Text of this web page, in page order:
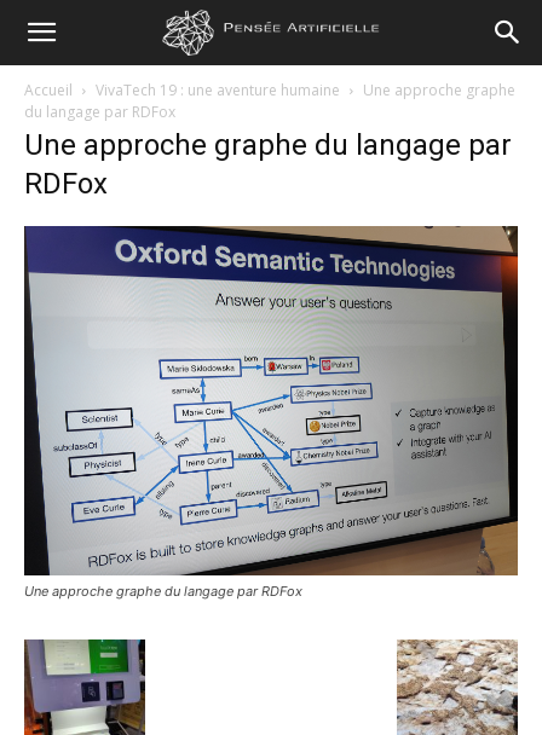
Pensée
Artificielle
Accueil VivaTech 19 : une aventure humaine
Une approche graphe
du langage par RDFox
Une approche graphe du langage par
RDFox
Une approche graphe du langage par RDFox